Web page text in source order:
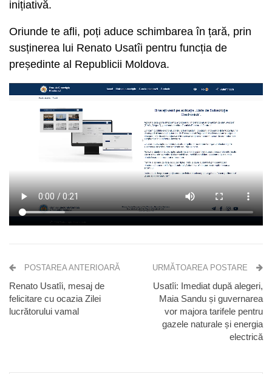
inițiativă.
Oriunde te afli, poți aduce schimbarea în țară, prin
susținerea lui Renato Usatîi pentru funcția de
președinte al Republicii Moldova.
POSTAREA ANTERIOARĂ
Renato Usatîi, mesaj de
felicitare cu ocazia Zilei
lucrătorului vamal
URMĂTOAREA POSTARE
Usatîi: Imediat după alegeri,
Maia Sandu și guvernarea
vor majora tarifele pentru
gazele naturale și energia
electrică